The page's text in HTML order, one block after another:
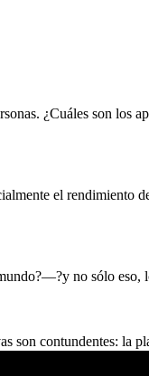
¿Cuáles son los
el rendimiento
no sólo eso,
son contundentes: la